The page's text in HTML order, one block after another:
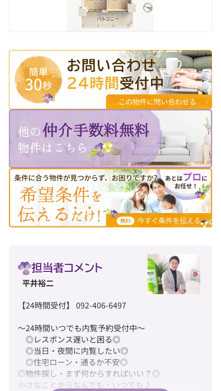
担当者コメント
平井裕二
【24時間受付】 092-406-6497
～24時間いつでも内覧予約受付中～
◎レスポンス遅いと困る◎
◎当日・夜間に内覧したい◎
◎住宅ローン・通るか不安◎
◎物件探し・まず何からすればいい？◎
小さなことからなんでも・いつでも♪